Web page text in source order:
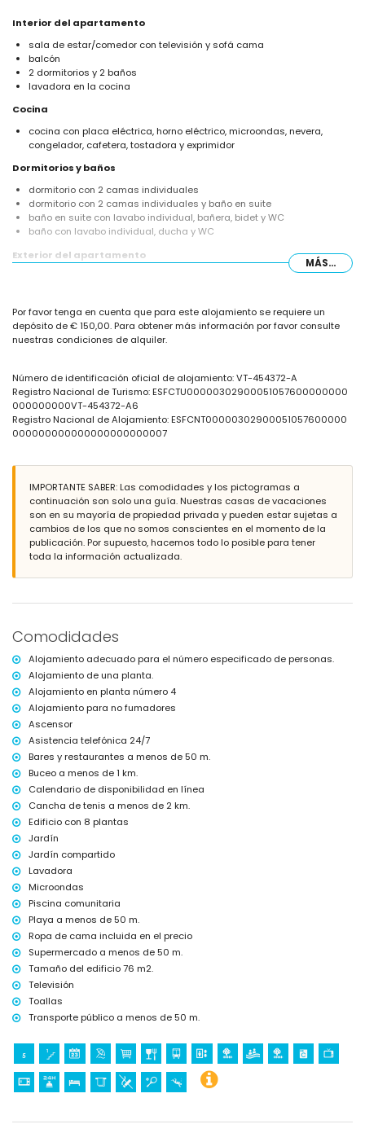
Interior del apartamento
sala de estar/comedor con televisión y sofá cama
balcón
2 dormitorios y 2 baños
lavadora en la cocina
Cocina
cocina con placa eléctrica, horno eléctrico, microondas, nevera,
congelador, cafetera, tostadora y exprimidor
Dormitorios y baños
dormitorio con 2 camas individuales
dormitorio con 2 camas individuales y baño en suite
baño en suite con lavabo individual, bañera, bidet y WC
baño con lavabo individual, ducha y WC
Exterior del apartamento
jardín comunitario con césped
ducha exterior
la orilla del río o la costa más cercana a 50 metros del apartamento
la playa más cercana a 50 metros del apartamento
el puerto más cercano a 100 metros del apartamento
el aeropuerto más cercano: Alicante (dentro de 100 kilómetros del
apartamento)
no se admiten mascotas
El edificio donde se encuentra el alojamiento tiene ascensor.
El alojamiento es muy adecuado para familias con niños.
Instalaciones y servicios incluidos en el precio de alquiler del
apartamento
servicio de emergencias 24 horas
Entretenimiento y actividades recreativas para sus vacaciones
en Calpe, Costa Blanca
bar y paseo marítimo (a menos de 500 metros de la casa)
Lugares de interés y cultura en Calpe, Costa Blanca
iglesia (a menos de 5 kilómetros del alojamiento)
Deportes
buceo (a menos de 1000 metros del apartamento)
tenis (a menos de 5 kilómetros del apartamento)
MÁS...
Por favor tenga en cuenta que para este alojamiento se requiere un
depósito de € 150,00. Para obtener más información por favor consulte
nuestras condiciones de alquiler.
Número de identificación oficial de alojamiento: VT-454372-A
Registro Nacional de Turismo: ESFCTU00000302900051057600000000
000000000VT-454372-A6
Registro Nacional de Alojamiento: ESFCNT00000302900051057600000
000000000000000000000007
IMPORTANTE SABER: Las comodidades y los pictogramas a
continuación son solo una guía. Nuestras casas de vacaciones
son en su mayoría de propiedad privada y pueden estar sujetas a
cambios de los que no somos conscientes en el momento de la
publicación. Por supuesto, hacemos todo lo posible para tener
toda la información actualizada.
Comodidades
Alojamiento adecuado para el número especificado de personas.
Alojamiento de una planta.
Alojamiento en planta número 4
Alojamiento para no fumadores
Ascensor
Asistencia telefónica 24/7
Bares y restaurantes a menos de 50 m.
Buceo a menos de 1 km.
Calendario de disponibilidad en línea
Cancha de tenis a menos de 2 km.
Edificio con 8 plantas
Jardín
Jardín compartido
Lavadora
Microondas
Piscina comunitaria
Playa a menos de 50 m.
Ropa de cama incluida en el precio
Supermercado a menos de 50 m.
Tamaño del edificio 76 m2.
Televisión
Toallas
Transporte público a menos de 50 m.